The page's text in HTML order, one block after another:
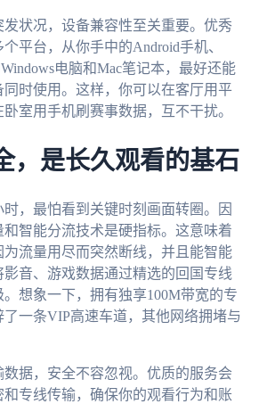
状况，设备兼容性至关重要。优秀
平台，从你手中的Android手机、
电脑和Mac笔记本，最好还能
时使用。这样，你可以在客厅用平
室用手机刷赛事数据，互不干扰。
，是长久观看的基石
，最怕看到关键时刻画面转圈。因
和智能分流技术是硬指标。这意味着
流量用尽而突然断线，并且能智能
影音、游戏数据通过精选的回国专线
想象一下，拥有独享100M带宽的专
一条VIP高速车道，其他网络拥堵与
据，安全不容忽视。优质的服务会
专线传输，确保你的观看行为和账